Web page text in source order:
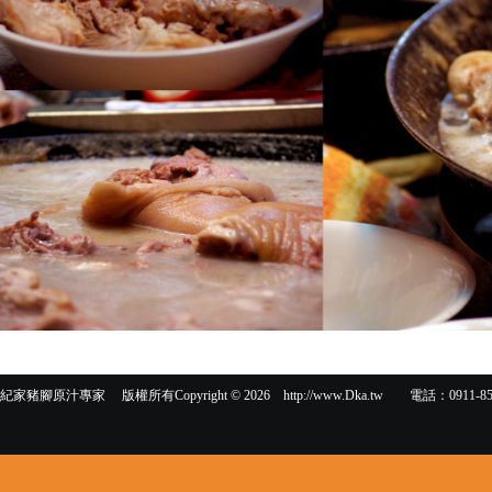
家豬腳原汁專家 版權所有Copyright © 2026 http://www.Dka.tw 電話：0911-